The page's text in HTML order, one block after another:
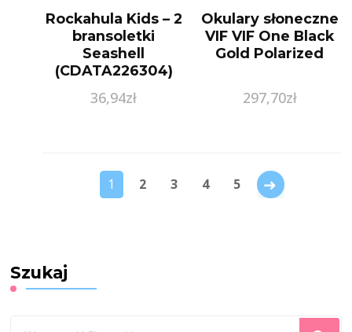
Rockahula Kids – 2
bransoletki
Seashell
(CDATA226304)
36,94zł
Okulary słoneczne
VIF VIF One Black
Gold Polarized
297,70zł
1 2 3 4 5
Szukaj